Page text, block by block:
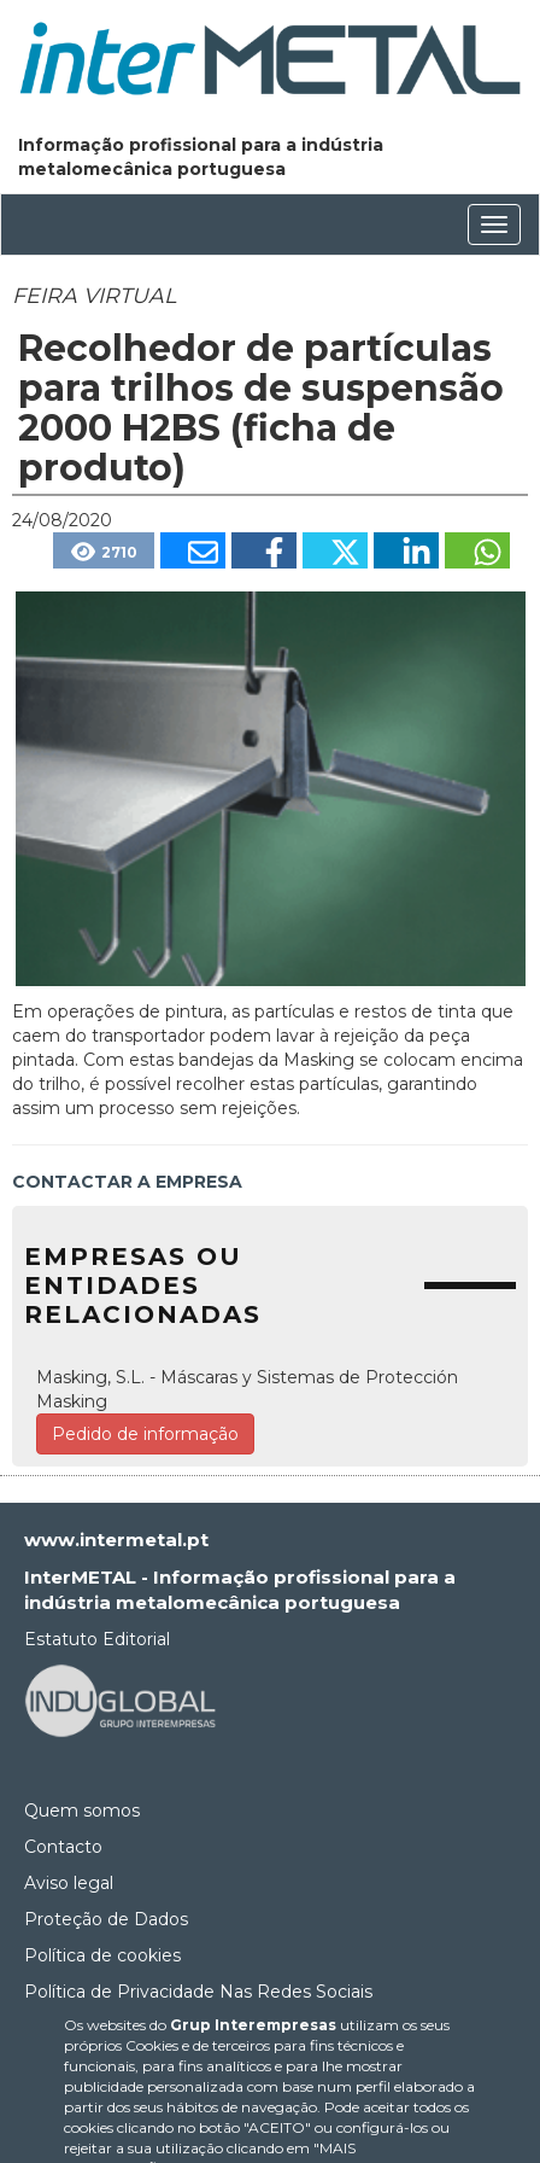
Os websites do Grup Interempresasutilizam os seus
próprios Cookies e de terceiros para fins técnicos e
funcionais, para fins analíticos e para lhe mostrar
publicidade personalizada com base num perfil elaborado a
partir dos seus hábitos de navegação. Pode aceitar todos os
cookies clicando no botão "ACEITO" ou configurá-los ou
rejeitar a sua utilização clicando em "MAIS
Informação profissional para a indústria
metalomecânica portuguesa
FEIRA VIRTUAL
Recolhedor de partículas
para trilhos de suspensão
2000 H2BS (ficha de
produto)
24/08/2020
2710
Em operações de pintura, as partículas e restos de tinta que
caem do transportador podem lavar à rejeição da peça
pintada. Com estas bandejas da Masking se colocam encima
do trilho, é possível recolher estas partículas, garantindo
assim um processo sem rejeições.
CONTACTAR A EMPRESA
EMPRESAS OU
ENTIDADES
RELACIONADAS
Masking, S.L. - Máscaras y Sistemas de Protección
Masking
Pedido de informação
www.intermetal.pt
InterMETAL - Informação profissional para a
indústria metalomecânica portuguesa
Estatuto Editorial
Quem somos
Contacto
Aviso legal
Proteção de Dados
Política de cookies
Política de Privacidade Nas Redes Sociais
Canal de denúncias
Colaborações editoriais